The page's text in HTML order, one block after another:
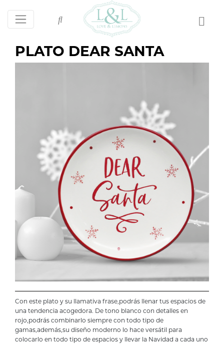
PLATO DEAR SANTA
Con este plato y su llamativa frase,podrás llenar tus espacios de
una tendencia acogedora. De tono blanco con detalles en
rojo,podrás combinarlo siempre con todo tipo de
gamas,además,su diseño moderno lo hace versátil para
colocarlo en todo tipo de espacios y llevar la Navidad a cada uno